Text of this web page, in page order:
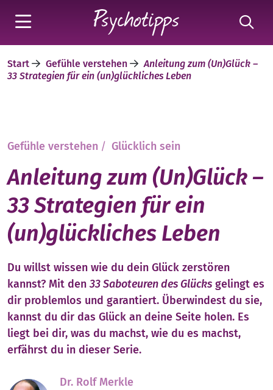
Start Gefühle verstehen
Anleitung zum (Un)Glück –
33 Strategien für ein (un)glückliches Leben
Gefühle verstehen / Glücklich sein
Anleitung zum (Un)Glück –
33 Strategien für ein
(un)glückliches Leben
Du willst wissen wie du dein Glück zerstören
kannst? Mit den33 Saboteuren des Glücks gelingt es
dir problemlos und garantiert. Überwindest du sie,
kannst du dir das Glück an deine Seite holen. Es
liegt bei dir, was du machst, wie du es machst,
erfährst du in dieser Serie.
Dr. Rolf Merkle